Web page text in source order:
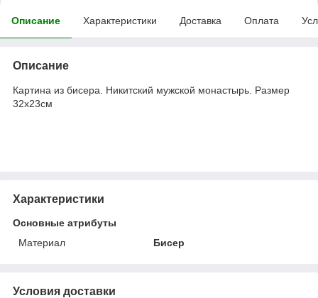
Описание Характеристики Доставка Оплата
Описание
Картина из бисера. Никитский мужской монастырь. Размер
32х23см
Характеристики
Основные атрибуты
Материал
Бисер
Условия доставки